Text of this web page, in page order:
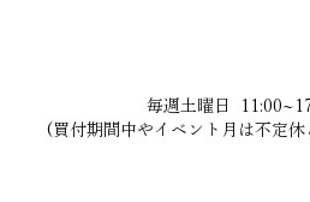
毎週土曜日
(買付期間中やイベント月は不定休